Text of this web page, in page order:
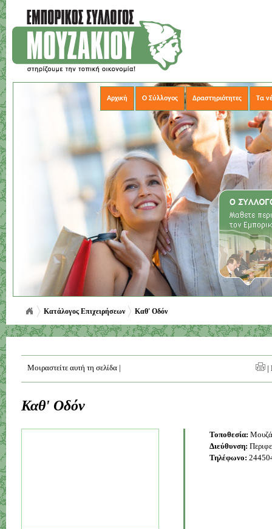
Αρχική Ο Σύλλογος Δραστηριότητες Τα
Κατάλογος Επιχειρήσεων Καθ' Οδόν
Μοιραστείτε αυτή τη σελίδα | |
Καθ' Οδόν
Τοποθεσία:
Διεύθυνση:
Τηλέφωνο: